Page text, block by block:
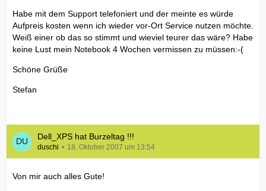
Habe mit dem Support telefoniert und der meinte es würde
Aufpreis kosten wenn ich wieder vor-Ort Service nutzen möchte.
Weiß einer ob das so stimmt und wieviel teurer das wäre? Habe
keine Lust mein Notebook 4 Wochen vermissen zu müssen:-(
Schöne Grüße
Stefan
Dell_XPS hat Burzeltag !!!
duschi 18. Oktober 2007 um 13:54
Von mir auch alles Gute!